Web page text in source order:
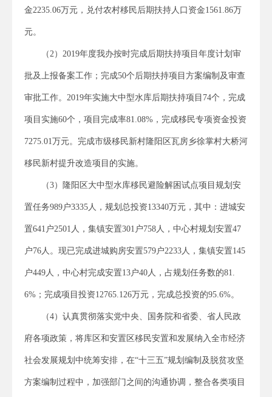
金2235.06万元，兑付农村移民后期扶持人口资金1561.86万
元。
（2）2019年度我办按时完成后期扶持项目年度计划审
批及上报备案工作；完成50个后期扶持项目方案编制及审查
审批工作。2019年实施大中型水库后期扶持项目74个，完成
项目实施60个，项目完成率81.08%，完成移民专项资金投资
7275.01万元。完成市级移民新村隆阳区瓦房乡徐掌村大桥河
移民新村提升改造项目的实施。
（3）隆阳区大中型水库移民避险解困试点项目规划安
置任务989户3335人，规划总投资13340万元，其中：进城安
置641户2501人，集镇安置301户758人，中心村规划安置47
户76人。现已完成进城购房安置579户2233人，集镇安置145
户449人，中心村完成安置13户40人，占规划任务数的81.
6%；完成项目投资12765.126万元，完成总投资的95.6%。
（4）认真贯彻落实党中央、国务院和省委、省人民政
府各项政策，将库区和安置区移民安置和发展纳入全市经济
社会发展规划中统筹安排，在“十三五”规划编制及脱贫攻坚
方案编制过程中，加强部门之间的沟通协调，整合各类项目